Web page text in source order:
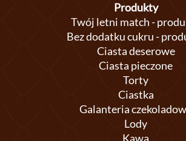
Produkty
Twój letni match -
Bez dodatku cukru -
Ciasta deserowe
Ciasta pieczone
Torty
Ciastka
Galanteria
Lody
Kawa